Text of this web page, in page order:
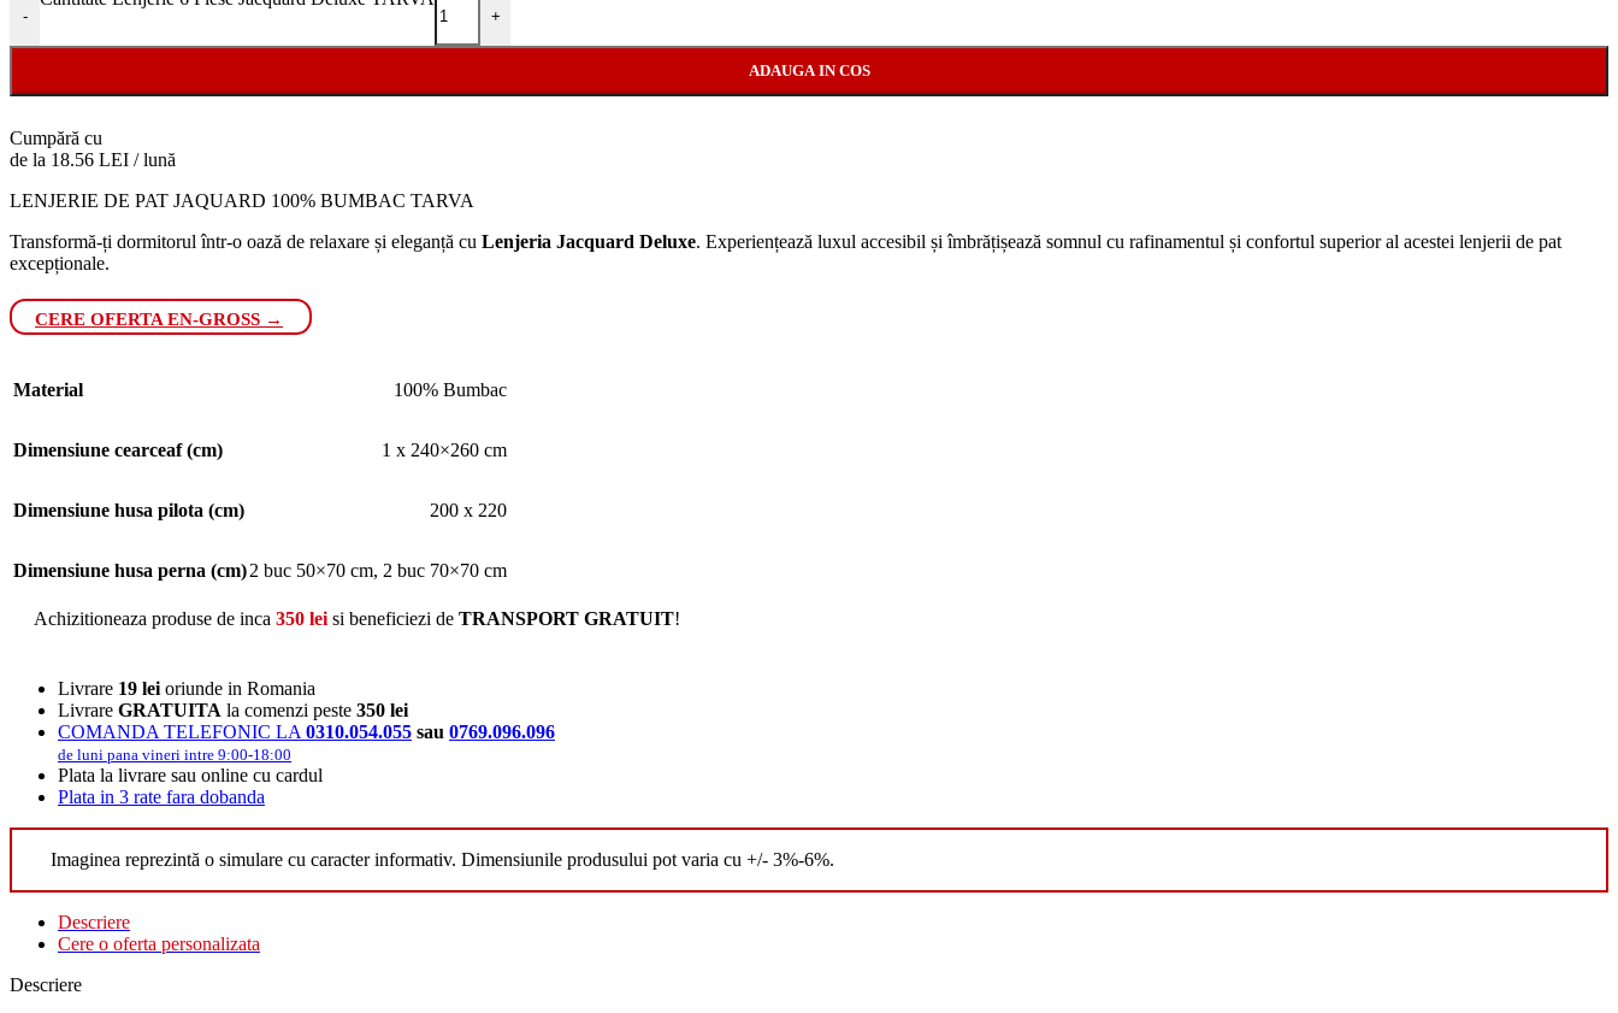
- +
ADAUGA IN COS
Cumpără cu
de la 18.56 LEI / lună
LENJERIE DE PAT JAQUARD 100% BUMBAC TARVA
Transformă-ți dormitorul într-o oază de relaxare și eleganță cu Lenjeria Jacquard Deluxe. Experiențează luxul accesibil și îmbrățișează somnul cu rafinamentul și confortul superior al acestei lenjerii de pat
excepționale.
CERE OFERTA EN-GROSS →
Material 100% Bumbac
Dimensiune cearceaf (cm) 1 x 240×260 cm
Dimensiune husa pilota (cm) 200 x 220
Dimensiune husa perna (cm)2 buc 50×70 cm, 2 buc 70×70 cm
Achizitioneaza produse de inca 350 lei si beneficiezi de TRANSPORT GRATUIT!
Livrare 19 lei oriunde in Romania
Livrare GRATUITA la comenzi peste 350 lei
COMANDA TELEFONIC LA 0310.054.055 sau 0769.096.096
de luni pana vineri intre 9:00-18:00
Plata la livrare sau online cu cardul
Plata in 3 rate fara dobanda
Imaginea reprezintă o simulare cu caracter informativ. Dimensiunile produsului pot varia cu +/- 3%-6%.
Descriere
Cere o oferta personalizata
Descriere